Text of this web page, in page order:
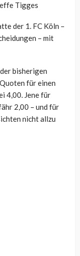
Tigges
der 1. FC Köln –
– mit
bisherigen
für einen
4,00. Jene für
2,00 – und für
nicht allzu